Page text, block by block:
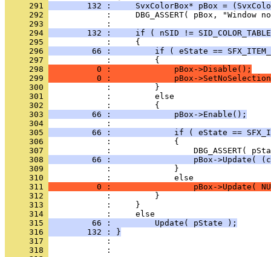
     291
132 :     SvxColorBox* pBox =
     292
     293
     294
132 :     if ( nSID !=
     295
     296
66 :         if ( eState ==
     297
     298
          0 :             pBox->Disable();
     299
0 :             pBox-
     300
     301
     302
     303
         66 :             pBox->Enable();
     304
     305
66 :             if ( eState ==
     306
     307
     308
66 :                 pBox->Update(
     309
     310
     311
0 :                 pBox->Update(
     312
     313
     314
     315
         66 :         Update( pState );
     316
        132 : }
     317
     318
            :